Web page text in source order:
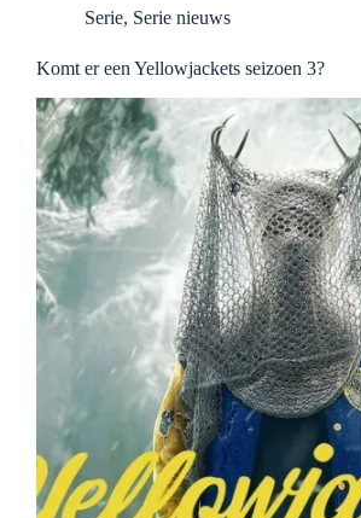
Serie, Serie nieuws
Komt er een Yellowjackets seizoen 3?